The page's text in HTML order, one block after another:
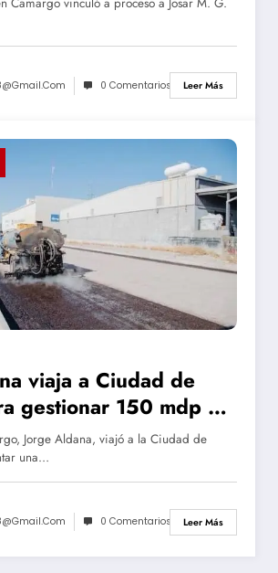
0 Comentarios Leer Más
viaja a Ciudad de
gestionar 150 mdp en
vial para Camargo
Jorge Aldana, viajó a la Ciudad de
una…
0 Comentarios Leer Más